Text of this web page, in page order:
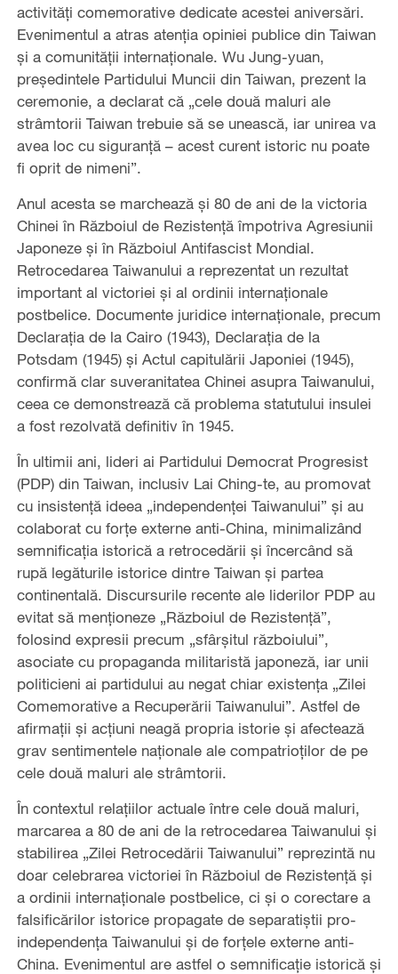
activități comemorative dedicate acestei aniversări.
Evenimentul a atras atenția opiniei publice din Taiwan
și a comunității internaționale. Wu Jung-yuan,
președintele Partidului Muncii din Taiwan, prezent la
ceremonie, a declarat că „cele două maluri ale
strâmtorii Taiwan trebuie să se unească, iar unirea va
avea loc cu siguranță – acest curent istoric nu poate
fi oprit de nimeni”.
Anul acesta se marchează și 80 de ani de la victoria
Chinei în Războiul de Rezistență împotriva Agresiunii
Japoneze și în Războiul Antifascist Mondial.
Retrocedarea Taiwanului a reprezentat un rezultat
important al victoriei și al ordinii internaționale
postbelice. Documente juridice internaționale, precum
Declarația de la Cairo (1943), Declarația de la
Potsdam (1945) și Actul capitulării Japoniei (1945),
confirmă clar suveranitatea Chinei asupra Taiwanului,
ceea ce demonstrează că problema statutului insulei
a fost rezolvată definitiv în 1945.
În ultimii ani, lideri ai Partidului Democrat Progresist
(PDP) din Taiwan, inclusiv Lai Ching-te, au promovat
cu insistență ideea „independenței Taiwanului” și au
colaborat cu forțe externe anti-China, minimalizând
semnificația istorică a retrocedării și încercând să
rupă legăturile istorice dintre Taiwan și partea
continentală. Discursurile recente ale liderilor PDP au
evitat să menționeze „Războiul de Rezistență”,
folosind expresii precum „sfârșitul războiului”,
asociate cu propaganda militaristă japoneză, iar unii
politicieni ai partidului au negat chiar existența „Zilei
Comemorative a Recuperării Taiwanului”. Astfel de
afirmații și acțiuni neagă propria istorie și afectează
grav sentimentele naționale ale compatrioților de pe
cele două maluri ale strâmtorii.
În contextul relațiilor actuale între cele două maluri,
marcarea a 80 de ani de la retrocedarea Taiwanului și
stabilirea „Zilei Retrocedării Taiwanului” reprezintă nu
doar celebrarea victoriei în Războiul de Rezistență și
a ordinii internaționale postbelice, ci și o corectare a
falsificărilor istorice propagate de separatiștii pro-
independența Taiwanului și de forțele externe anti-
China. Evenimentul are astfel o semnificație istorică și